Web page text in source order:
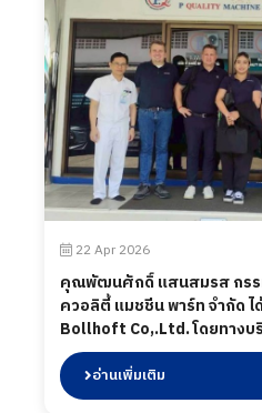
22 Apr 2026
คุณพัฒนศักดิ์ แสนสมรส กรร
ควอลิตี้ แมชชีน พาร์ท จำกัด
Bollhoft Co,.Ltd. โดยทางบริษัท พี ควอลิตี้ แมชชีน
พาร์ท จำกัด ได้นำเสนอผลิต
เยี่ยมชมกระบวนการผลิตในส่ว
ปฏิบัติการทดสอบ เมื่อวันที่ 22
อ่านเพิ่มเติม